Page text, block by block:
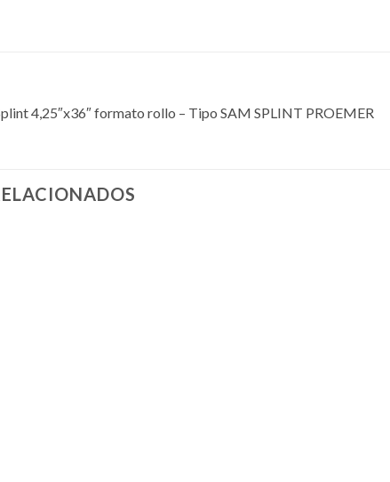
4,25″x36″ formato rollo – Tipo SAM SPLINT PROEMER